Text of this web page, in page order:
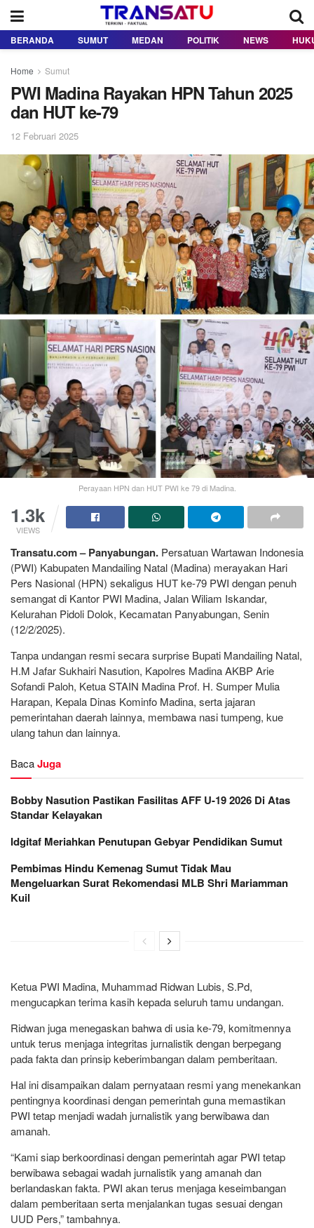
BERANDA SUMUT MEDAN POLITIK NEWS
Home Sumut
PWI Madina Rayakan HPN Tahun 2025
dan HUT ke-79
12 Februari 2025
Perayaan HPN dan HUT PWI ke 79 di Madina.
1.3k
VIEWS
Transatu.com – Panyabungan. Persatuan Wartawan Indonesia
(PWI) Kabupaten Mandailing Natal (Madina) merayakan Hari
Pers Nasional (HPN) sekaligus HUT ke-79 PWI dengan penuh
semangat di Kantor PWI Madina, Jalan Wiliam Iskandar,
Kelurahan Pidoli Dolok, Kecamatan Panyabungan, Senin
(12/2/2025).
Tanpa undangan resmi secara surprise Bupati Mandailing Natal,
H.M Jafar Sukhairi Nasution, Kapolres Madina AKBP Arie
Sofandi Paloh, Ketua STAIN Madina Prof. H. Sumper Mulia
Harapan, Kepala Dinas Kominfo Madina, serta jajaran
pemerintahan daerah lainnya, membawa nasi tumpeng, kue
ulang tahun dan lainnya.
BacaJuga
Bobby Nasution Pastikan Fasilitas AFF U-19 2026 Di Atas
Standar Kelayakan
Idgitaf Meriahkan Penutupan Gebyar Pendidikan Sumut
Pembimas Hindu Kemenag Sumut Tidak Mau
Mengeluarkan Surat Rekomendasi MLB Shri Mariamman
Kuil
Ketua PWI Madina, Muhammad Ridwan Lubis, S.Pd,
mengucapkan terima kasih kepada seluruh tamu undangan.
Ridwan juga menegaskan bahwa di usia ke-79, komitmennya
untuk terus menjaga integritas jurnalistik dengan berpegang
pada fakta dan prinsip keberimbangan dalam pemberitaan.
Hal ini disampaikan dalam pernyataan resmi yang menekankan
pentingnya koordinasi dengan pemerintah guna memastikan
PWI tetap menjadi wadah jurnalistik yang berwibawa dan
amanah.
“Kami siap berkoordinasi dengan pemerintah agar PWI tetap
berwibawa sebagai wadah jurnalistik yang amanah dan
berlandaskan fakta. PWI akan terus menjaga keseimbangan
dalam pemberitaan serta menjalankan tugas sesuai dengan
UUD Pers,” tambahnya.